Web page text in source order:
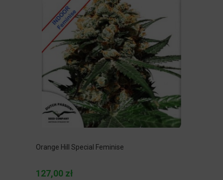
Orange Hill Special Feminise
127,00 zł